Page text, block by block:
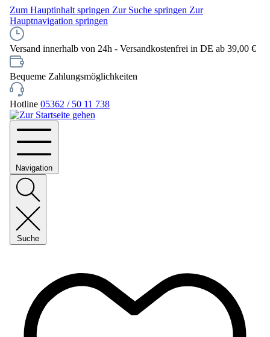
Zum Hauptinhalt springen Zur Suche springen Zur
Hauptnavigation springen
Versand innerhalb von 24h - Versandkostenfrei in DE ab 39,00 €
Bequeme Zahlungsmöglichkeiten
Hotline 05362 / 50 11 738
Navigation
Suche